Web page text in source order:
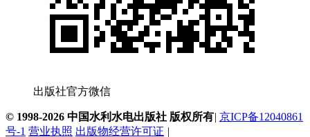
出版社官方微信
© 1998-2026 中国水利水电出版社 版权所有| 京ICP备12040861
号-1 营业执照 出版物经营许可证 |